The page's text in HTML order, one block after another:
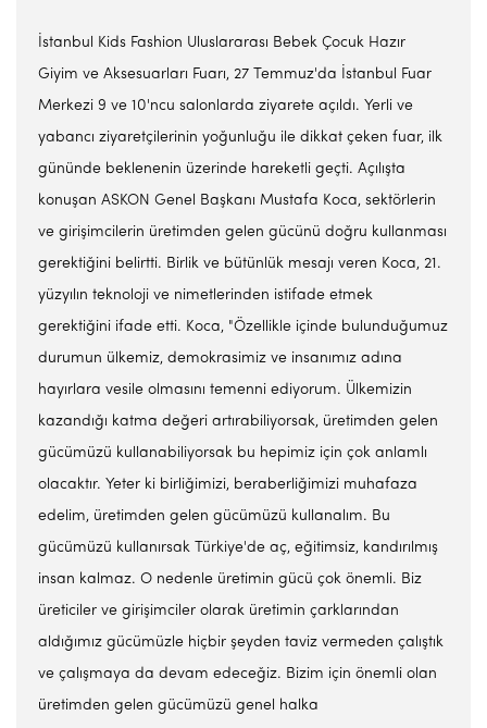
İstanbul Kids Fashion Uluslararası Bebek Çocuk Hazır
Giyim ve Aksesuarları Fuarı, 27 Temmuz'da İstanbul Fuar
Merkezi 9 ve 10'ncu salonlarda ziyarete açıldı. Yerli ve
yabancı ziyaretçilerinin yoğunluğu ile dikkat çeken fuar, ilk
gününde beklenenin üzerinde hareketli geçti. Açılışta
konuşan ASKON Genel Başkanı Mustafa Koca, sektörlerin
ve girişimcilerin üretimden gelen gücünü doğru kullanması
gerektiğini belirtti. Birlik ve bütünlük mesajı veren Koca, 21.
yüzyılın teknoloji ve nimetlerinden istifade etmek
gerektiğini ifade etti. Koca, "Özellikle içinde bulunduğumuz
durumun ülkemiz, demokrasimiz ve insanımız adına
hayırlara vesile olmasını temenni ediyorum. Ülkemizin
kazandığı katma değeri artırabiliyorsak, üretimden gelen
gücümüzü kullanabiliyorsak bu hepimiz için çok anlamlı
olacaktır. Yeter ki birliğimizi, beraberliğimizi muhafaza
edelim, üretimden gelen gücümüzü kullanalım. Bu
gücümüzü kullanırsak Türkiye'de aç, eğitimsiz, kandırılmış
insan kalmaz. O nedenle üretimin gücü çok önemli. Biz
üreticiler ve girişimciler olarak üretimin çarklarından
aldığımız gücümüzle hiçbir şeyden taviz vermeden çalıştık
ve çalışmaya da devam edeceğiz. Bizim için önemli olan
üretimden gelen gücümüzü genel halka